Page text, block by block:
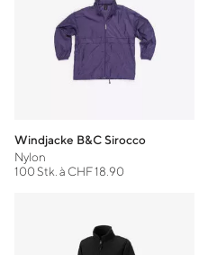
Windjacke B&C Sirocco
Nylon
100 Stk. à CHF 18.90